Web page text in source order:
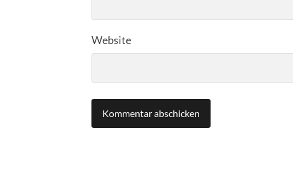
Website